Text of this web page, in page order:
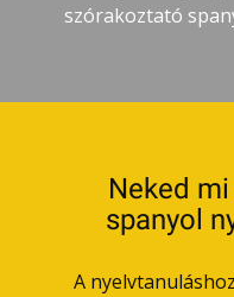
szórakoztató
Neked
spanyol
A